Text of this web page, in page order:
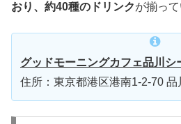
おり、約40種のドリンクが揃って
グッドモーニングカフェ品川シ
住所：東京都港区港南1-2-70